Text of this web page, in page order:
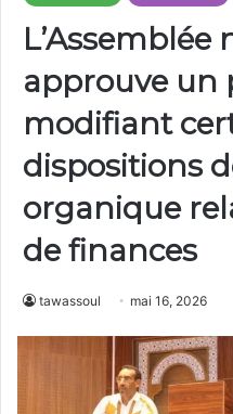
L’Assemblée
approuve un
modifiant
dispositions
organique
de finances
tawassoul mai 16, 2026